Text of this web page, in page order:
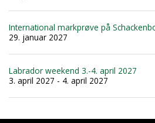
International markprøve på
29. januar 2027
Labrador weekend 3.-4. april 2027
3. april 2027 - 4. april 2027